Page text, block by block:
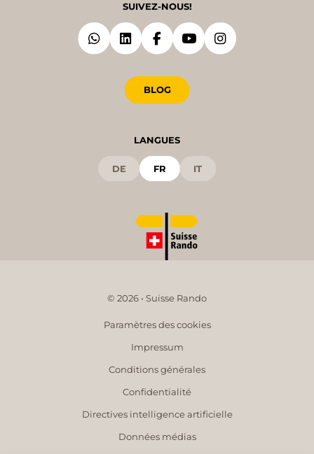
SUIVEZ-NOUS!
BLOG
LANGUES
DE FR IT
© 2026 • Suisse Rando
Paramètres des cookies
Impressum
Conditions générales
Confidentialité
Directives intelligence artificielle
Données médias